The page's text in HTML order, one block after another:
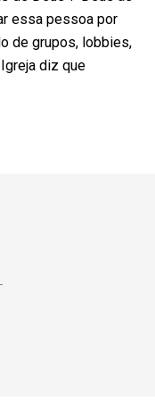
essa pessoa por
de grupos, lobbies,
diz que